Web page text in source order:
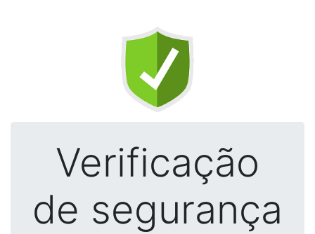
Verificação
de segurança